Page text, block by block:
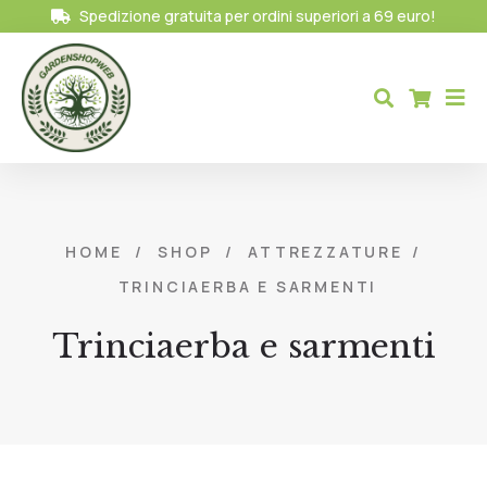
Spedizione gratuita per ordini superiori a 69 euro!
HOME / SHOP / ATTREZZATURE
/
TRINCIAERBA E SARMENTI
Trinciaerba e sarmenti